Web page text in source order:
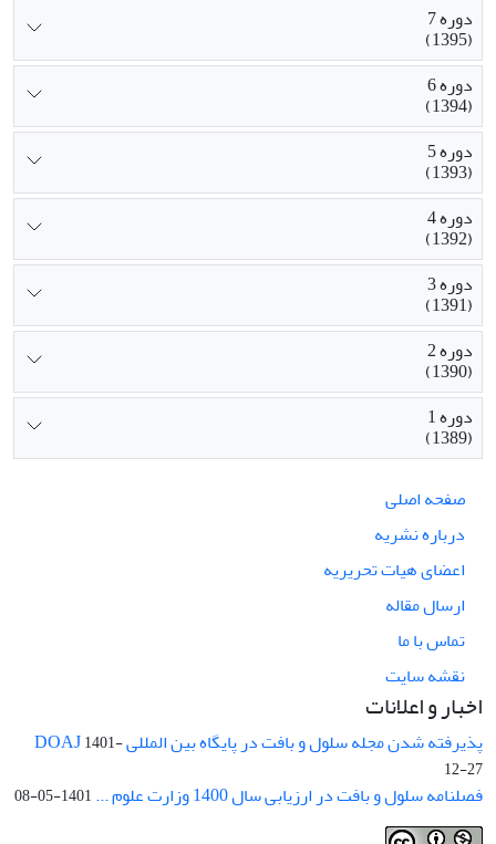
دوره 7
(1395)
دوره 6
(1394)
دوره 5
(1393)
دوره 4
(1392)
دوره 3
(1391)
دوره 2
(1390)
دوره 1
(1389)
صفحه اصلی
درباره نشریه
اعضای هیات تحریریه
ارسال مقاله
تماس با ما
نقشه سایت
اخبار و اعلانات
پذیرفته شدن مجله سلول و بافت در پایگاه بین المللی DOAJ1401-
12-27
فصلنامه سلول و بافت در ارزیابی سال 1400 وزارت علوم ... 1401-05-08